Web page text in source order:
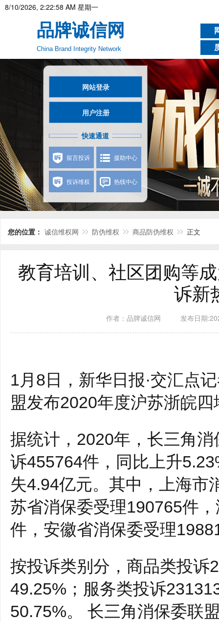
8/10/2026, 2:23:00 AM 星期一
品牌诚信网
China Brand Integrity Network
网站登录
用户注册
快速通道
留言投诉 援助中心
投诉维权 热线中心
您的位置： 诚信维权网 防伪维权 商品防伪维权 正文
教育培训、社区团购等
诉新
作者：品牌诚信网 发布日期
1月8日，新华日报·交汇点
盟发布2020年度沪苏浙皖
据统计，2020年，长三角
诉455764件，同比上升
失4.94亿元。其中，上海市
苏省消保委受理190765件
件，安徽省消保委受理
按投诉类别分，商品类投诉
49.25%；服务类投诉
50.75%。 长三角消保委联